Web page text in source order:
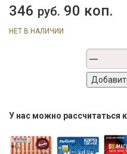
346 руб. 90 коп.
НЕТ В НАЛИЧИИ
У нас можно рассчитаться